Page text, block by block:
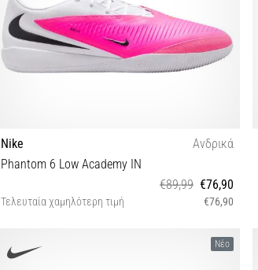
Nike
Ανδρικά
Phantom 6 Low Academy IN
€89,99 €76,90
Τελευταία χαμηλότερη τιμή €76,90
Νέο